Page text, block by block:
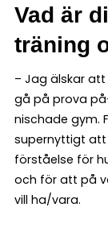
Vad är
träning
– Jag älskar
gå på prova
nischade gym.
supernyttigt
förståelse för
och för att på
vill ha/vara.